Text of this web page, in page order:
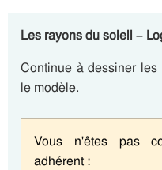
Les rayons du soleil –
Continue à dessiner
le modèle.
Vous n'êtes pas
adhérent :